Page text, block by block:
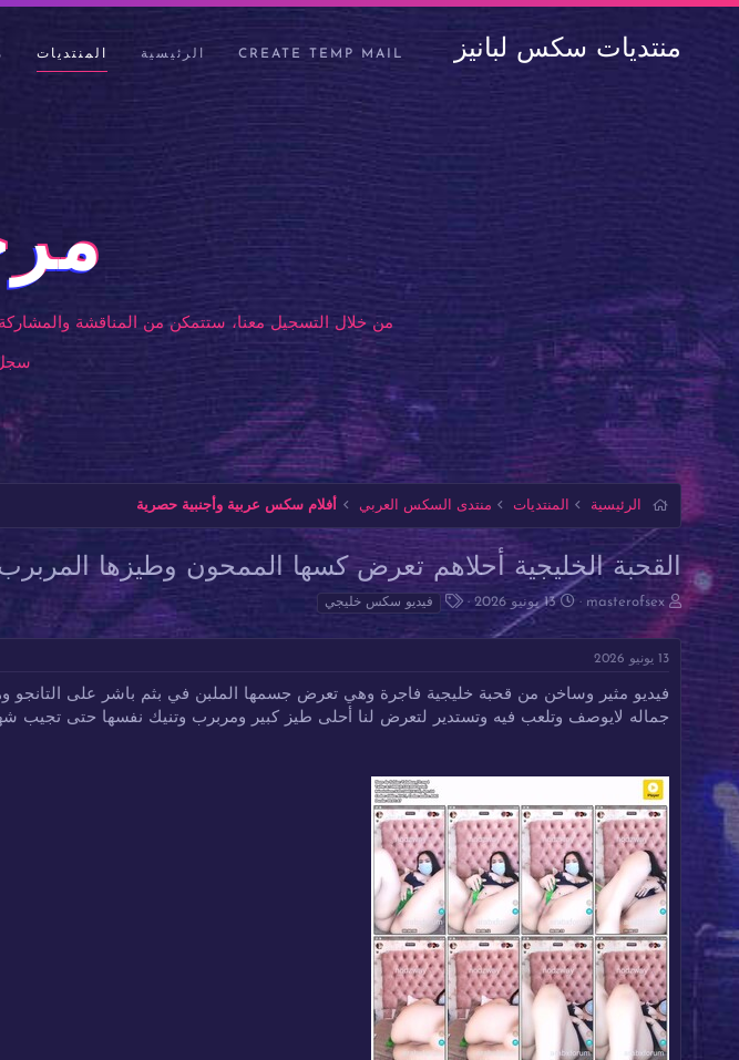
منتديات سكس لبانيز CREATE TEMP MAIL الرئيسية المنتديات
من خلال التسجيل معنا، ستتمكن من المناقشة
سجل
الرئيسية المنتديات منتدى السكس العربي أفلام سكس عربية وأجنبية حصرية
القحبة الخليجية أحلاهم تعرض كسها الممحون وطيزها المربرب
ب
ا
د
ئ
ل
م
و
ع
masterofsex
ت
ا
ل
ء
13 يونيو 2026
م
فيديو سكس خليجي
13 يونيو 2026
فيديو مثير وساخن من قحبة خليجية فاجرة وهي تعرض جسمها الملبن في بثم باشر على التانجو
جماله لايوصف وتلعب فيه وتستدير لتعرض لنا أحلى طيز كبير ومربرب وتنيك نفسها حتى تجيب